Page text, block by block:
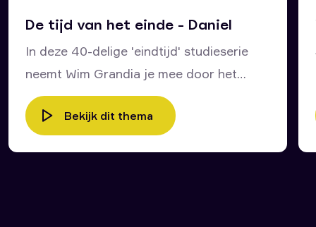
De tijd van het einde - Daniel
In deze 40-delige 'eindtijd' studieserie
neemt Wim Grandia je mee door het
bijbelboek Daniël en door het leven van
deze profeet van God. Wat kunnen wij
voor onze tijd en voor ons leven leren
Bekijk dit thema